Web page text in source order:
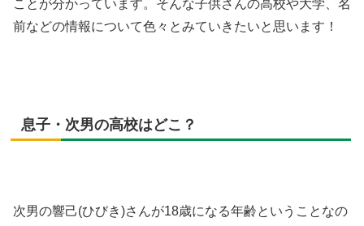
ことが分かっています。そんな子供さんの高校や大学、名
前などの情報について色々とみていきたいと思います！
息子・次男の高校はどこ？
次男の響己(ひびき)さんが18歳になる年齢ということなの